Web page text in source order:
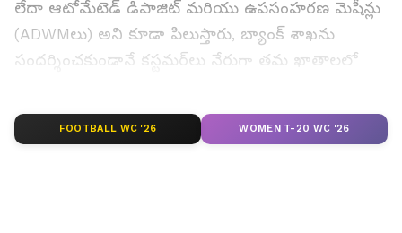
లేదా ఆటోమేటెడ్ డిపాజిట్ మరియు ఉపసంహరణ మెషీన్లు
(ADWMలు) అని కూడా పిలుస్తారు, బ్యాంక్ శాఖను
సందర్శించకుండానే కస్టమర్‌లు నేరుగా తమ ఖాతాలలో
యంత్రాలు ATMల మాదిరిగానే పనిచేస్తాయి, డిపాజిటర్‌లు
తమ ATM-కమ్-డెబిట్ కార్డ్‌లను ఉపయోగించి తమ
FOOTBALL WC '26 WOMEN T-20 WC '26